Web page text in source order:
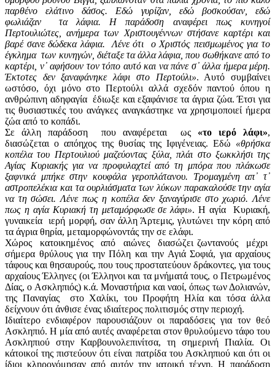
παρθένο ελάτινο δάσος. Εδώ γυρίζαν, εδώ βοσκούσαν, εδώ
φωλιάζαν τα λάφια. Η παράδοση αναφέρει πως κυνηγοί
Περτουλιώτες, ανήμερα των Χριστουγέννων στήσανε καρτέρι και
βαρέ­ σανε δώδεκα λάφια. Λένε ότι ο Χριστός πεισμωμένος για το
έγκλημα των κυνηγών, διέταξε τα άλλα λάφια, που σωθήκανε από το
καρτέρι, ν᾽ αφήσουν τον τόπο αυτό και να πάνε σ᾽ άλλα ήμερα μέρη.
Έκτοτες δεν ξαναφάνηκε λάφι στο Περτούλι». Αυτό συμβαίνει
ωστόσο, όχι μόνο στο Περτούλι αλλά σχεδόν παντού όπου η
ανθρώπινη αδηφαγία έδιωξε και εξαφάνισε τα άγρια ζώα. Έτσι για
τις θυσιαστικές του ανάγκες αναγκάστηκε να χρησιμοποιεί ήμερα
ζώα από το κοπάδι.
Σε άλλη παράδοση που αναφέρεται ως «το ιερό λάφι»,
διασώζεται ο απόηχος της θυσίας της Ιφιγένειας. Εδώ «θρήσκα
κοπέλα του Περτουλιού μαζεύοντας ξύλα, πλάι στο ξωκκλήσι της
Αγίας Κυριακής για να προφυλαχτεί από τη μπόρα που πλάκωσε
ξαφνικά μπήκε στην κουφάλα γεροπλάτανου. Τρομαγμένη απ᾽ τ᾽
αστροπελέκια και τα ουρλιάσματα των λύκων παρακαλούσε την αγία
να τη σώσει. Λένε πως η κοπέλα δεν ξαναγύρισε στο χωριό. Λένε
πως η αγία Κυριακή τη μεταμόρφωσε σε λάφι». Η αγία Κυριακή,
γυναικεία ιερή μορφή, σαν άλλη Άρτεμις, γλυτώνει την κόρη από
τα άγρια θηρία, μεταμορφώνοντάς την σε ελάφι.
Χώρος κατοικημένος από αιώνες διασώζει ζωντανούς μέχρι
σήμερα θρύλους για την Πόλη και την Αγιά Σοφιά, για αρχαίους
τάφους και θησαυρούς, που τους προστατεύουν δράκοντες, για τους
αρχαίους Έλληνες (οι Έλληνοι και τα μνήματά τους, ο Πετρωμένος
Δίας, ο Ασκληπιός) κ.ά. Μοναστήρια και ναοί, όπως των Δολιανών,
της Παναγίας στο Χαλίκι, του Προφήτη Ηλία και τόσα άλλα
δείχνουν ότι άνθισε ένας ιδιαίτερος πολιτισμός στην περιοχή.
Ιδιαίτερο ενδιαφέρον παρουσιάζουν οι παραδόσεις για τον θεό
Ασκληπιό. Η μία από αυτές αναφέρεται στον θρυλούμενο τάφο του
Ασκληπιού στην Καρβουνολεπινίτσα, τη σημερινή Πιαλία. Οι
κάτοικοί της πιστεύουν ότι είναι πατρίδα του Ασκληπιού και ότι οι
ίδιοι κληρονόμησαν από αυτόν την ιατρική τέχνη. Η παράδοση